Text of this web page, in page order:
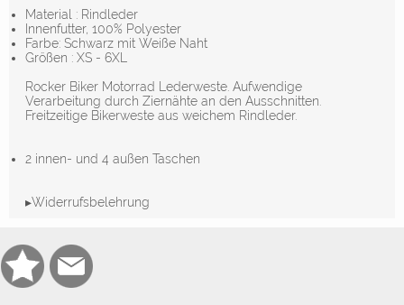
Material : Rindleder
Innenfutter, 100% Polyester
Farbe: Schwarz mit Weiße Naht
Größen : XS - 6XL
Rocker Biker Motorrad Lederweste. Aufwendige
Verarbeitung durch Ziernähte an den Ausschnitten.
Freitzeitige Bikerweste aus weichem Rindleder.
2 innen- und 4 außen Taschen
▸Widerrufsbelehrung